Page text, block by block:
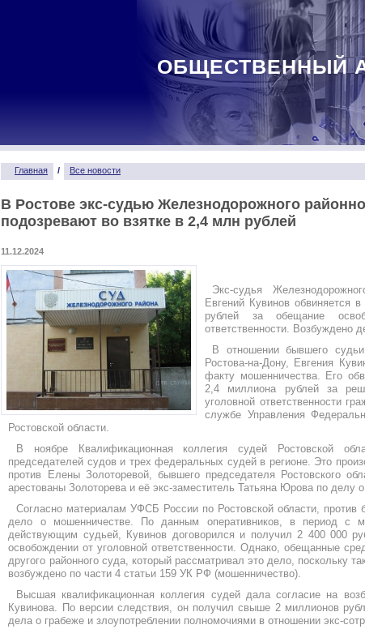
ОБЩЕСТВЕННЫЙ
Главная / Все новости
В Ростове экс-судью Железнодорожного
подозревают во взятке в 2,4 млн рублей
11.12.2024
Экс-судья
Евгений Кувинов обвиняется
рублей за обещание
ответственности. Возбуждено
В отношении бывшего
Ростова-на-Дону, Евгения
факту мошенничества. Его
2,4 миллиона рублей за
уголовной ответственности
службе Управления
Ростовской области.
В ноябре Квалификационная коллегия судей Ростовской
председателей судов и трех федеральных судей в регионе. Это
против Елены Золоторевой, бывшего председателя Ростовского
арестованы Золоторева и её экс-заместитель Татьяна Юрова по делу
Согласно материалам УФСБ России по Ростовской области, против
дело о мошенничестве. По данным оперативников, в период с
действующим судьей, Кувинов договорился и получил 2 400 000
освобождении от уголовной ответственности. Однако, обещанные
другого районного суда, который рассматривал это дело, поскольку
возбуждено по части 4 статьи 159 УК РФ (мошенничество).
Высшая квалификационная коллегия судей дала согласие на
Кувинова. По версии следствия, он получил свыше 2 миллионов
дела о грабеже и злоупотреблении полномочиями в отношении экс-